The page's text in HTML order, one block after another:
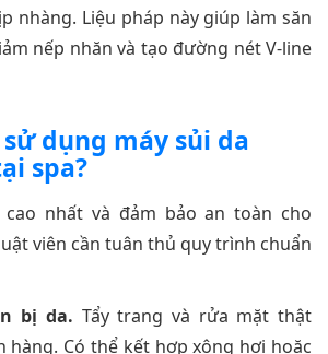
nhàng. Liệu pháp này giúp làm săn
nếp nhăn và tạo đường nét V-line
dụng máy sủi da
spa?
nhất và đảm bảo an toàn cho
viên cần tuân thủ quy trình chuẩn
bị da. Tẩy trang và rửa mặt thật
hàng. Có thể kết hợp xông hơi hoặc